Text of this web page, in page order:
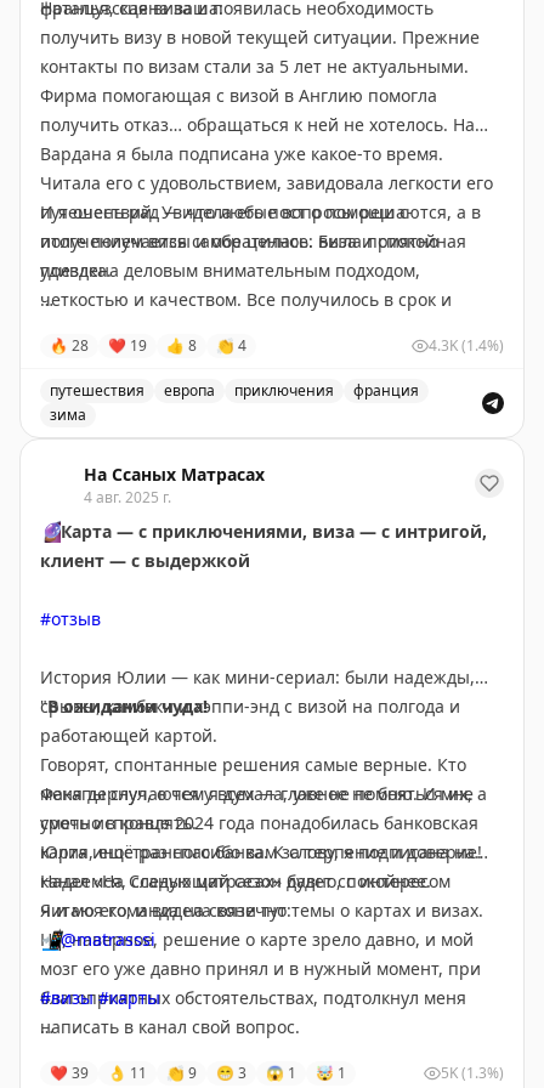
Наталья, сцена ваша:
французская виза и появилась необходимость
получить визу в новой текущей ситуации. Прежние
контакты по визам стали за 5 лет не актуальными.
Фирма помогающая с визой в Англию помогла
получить отказ… обращаться к ней не хотелось. На
Вардана я была подписана уже какое-то время.
Читала его с удовольствием, завидовала легкости его
путешествий. Увидела его пост о помощи с
получением визы и обратилась. Была приятно
удивлена деловым внимательным подходом,
четкостью и качеством. Все получилось в срок и
друзьям и коллегам и все были очень довольны
партнерством и результатами.
Когда через год мне опять понадобилась виза, я
обратилась снова. При подаче документов возникла
мелкая неточность, которую мне компенсировал
Вардан проходом в бизнес зал в Стамбуле. Отличная
получилась пересадка)))
помогли поймать слот и получить визу на год как раз
И я очень рад — что любые вопросы решаются, а в
итоге получается самое ценное: виза и спокойная
поездка.
найдём лучшее решение.
📲@matrasssi
#визы
Stay tuned!
Подписаться на Матрассы
🔥 28 ❤ 19 👍 8 👏 4 4.3K(1.4%)
путешествия европа приключения
франция
зима
На Ссаных Матрасах
4 авг. 2025 г.
🔮Карта — с приключениями, виза — с интригой,
клиент — с выдержкой
#отзыв
История Юлии — как мини-сериал: были надежды,
срывы, камбэки и хэппи-энд с визой на полгода и
работающей картой.
Факапы случаются у всех — главное не бояться их, а
уметь исправлять.
Юлия, ещё раз спасибо вам за терпение и доверие!
Надеемся, следующий сезон будет спокойнее.
"В ожидании чуда!
Говорят, спонтанные решения самые верные. Кто
меня дернул, о чем я думала, уже не помню. И мне
срочно в конце 2024 года понадобилась банковская
карта иностранного банка. К слову, я подписана на
канал «На Ссаных матрасах» давно, с интересом
читаю его, и видела конечно темы о картах и визах.
Но, наверное, решение о карте зрело давно, и мой
мозг его уже давно принял и в нужный момент, при
благоприятных обстоятельствах, подтолкнул меня
написать в канал свой вопрос.
Я и моя команда на связи тут:
📲@matrasssi
#визы #карты
❤ 39 👌 11 👏 9 😁 3 😱 1 🤯 1 5K(1.3%)